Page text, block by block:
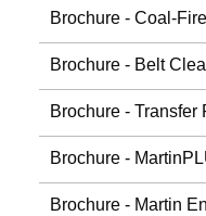
Brochure - Coal-
Brochure - Belt
Brochure - Transfer
Brochure -
Brochure - Martin